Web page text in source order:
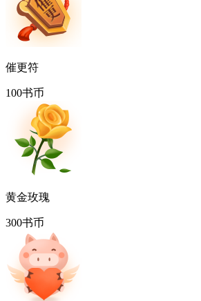
催更符
100书币
黄金玫瑰
300书币